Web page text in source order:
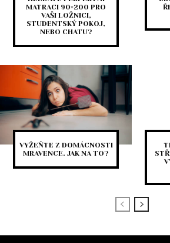
MATRACI 90×200 PRO
VAŠI LOŽNICI,
STUDENTSKÝ POKOJ,
NEBO CHATU?
VYŽEŇTE Z DOMÁCNOSTI
MRAVENCE. JAK NA TO?